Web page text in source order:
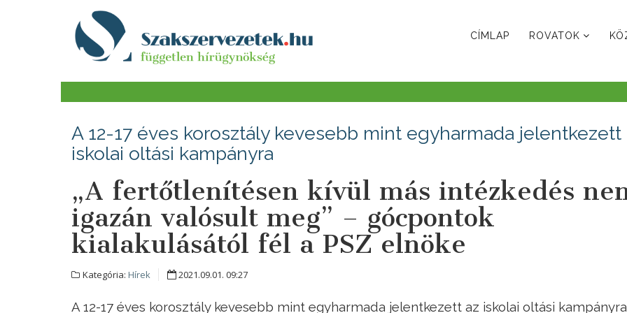
CÍMLAP ROVATOK
A 12-17 éves korosztály kevesebb mint egyharmada jelentkezett
iskolai oltási kampányra
„A fertőtlenítésen kívül más intézkedés
igazán valósult meg” – gócpontok
kialakulásától fél a PSZ elnöke
Kategória: Hírek 2021.09.01. 09:27
A 12-17 éves korosztály kevesebb mint egyharmada jelentkezett az iskolai oltási